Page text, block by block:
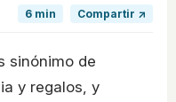
6 min
Compartir ↗
sinónimo de
y regalos, y